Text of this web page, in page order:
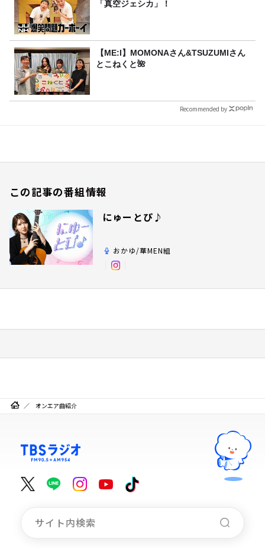
「真空ジェシカ」！
【ME:I】MOMONAさん&TSUZUMIさん
とこねくと🌺
Recommended by
この記事の番組情報
にゅーとぴ♪
おかゆ/華MEN組
オンエア曲紹介